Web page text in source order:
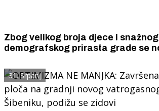
Zbog velikog broja djece i snažnog
demografskog prirasta grade se
Krapnju su uređene dvije škole.
31. Srpanj